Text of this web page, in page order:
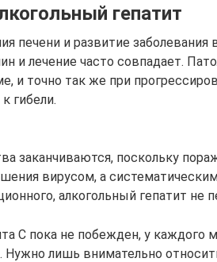
гепатит
печени и развитие
и лечение часто совпадает.
и точно так же при
гибели.
заканчиваются, поскольку
вирусом, а
алкогольный гепатит
С пока не побежден, у
Нужно лишь внимательно